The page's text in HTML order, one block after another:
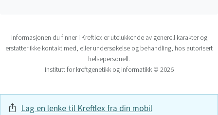
Informasjonen du finner i Kreftlex er utelukkende av generell karakter og
erstatter ikke kontakt med, eller undersøkelse og behandling, hos autorisert
helsepersonell.
Institutt for kreftgenetikk og informatikk © 2026
Lag en lenke til Kreftlex fra din mobil